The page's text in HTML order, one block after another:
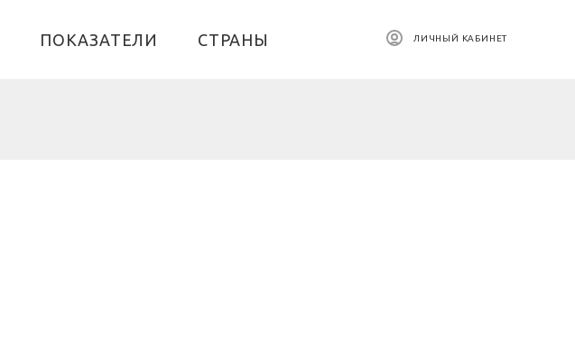
ПОКАЗАТЕЛИ СТРАНЫ ЛИЧНЫЙ КАБИНЕТ